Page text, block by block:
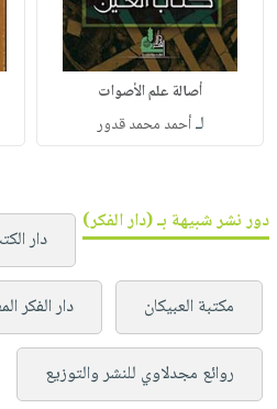
أصالة علم الأصوات
لـأحمد محمد قدور
دور نشر شبيهة بـ (دار الفكر)
دار
مكتبة العبيكان دار الفكر
روائع مجدلاوي للنشر والتوزيع